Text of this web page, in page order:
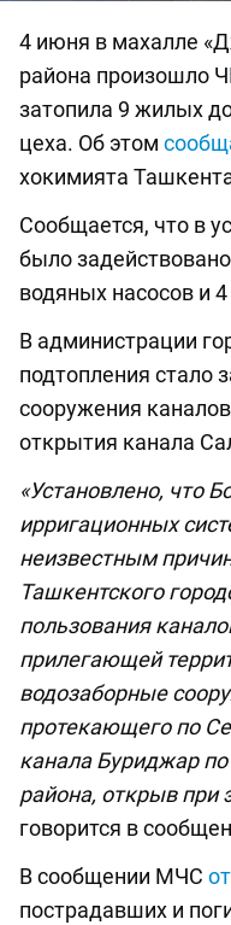
4 июня в махалле
района произошло
затопила 9 жилых
цеха. Об этом
хокимията
Сообщается, что в
было
водяных насосов и
В администрации
подтопления стало
сооружения
открытия канала
«Установлено, что
ирригационных
неизвестным
Ташкентского
пользования
прилегающей
водозаборные
протекающего по
канала Буриджар
района, открыв при
говорится в
В сообщении МЧС
пострадавших и